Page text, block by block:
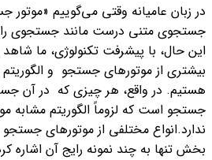
در زبان عامیانه وقتی می‌گوییم «موتور
جستجوی متنی درست مانند جستجوی
این حال، با پیشرفت تکنولوژی، ما
بیشتری از موتورهای جستجو و
هستیم. در واقع، هر چیزی که در آن
جستجو است که لزوماً الگوریتم مشابه
ندارد.انواع مختلفی از موتورهای
بخش تنها به چند نمونه رایج آن اشاره